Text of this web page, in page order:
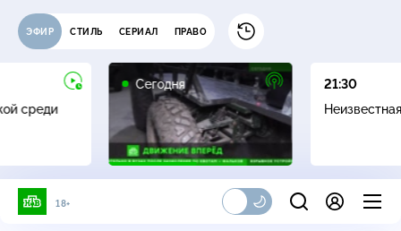
ЭФИР СТИЛЬ СЕРИАЛ ПРАВО
среди
Сегодня
21:30
18+